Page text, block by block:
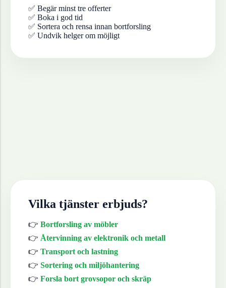
✅ Begär minst tre offerter
✅ Boka i god tid
✅ Sortera och rensa innan bortforsling
✅ Undvik helger om möjligt
Vilka tjänster erbjuds?
👉 Bortforsling av möbler
👉 Återvinning av elektronik och metall
👉 Transport och lastning
👉 Sortering och miljöhantering
👉 Forsla bort grovsopor och skräp